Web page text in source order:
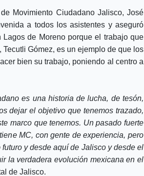
Movimiento Ciudadano Jalisco, José
a todos los asistentes y aseguró
de Moreno porque el trabajo que
Gómez, es un ejemplo de que los
bien su trabajo, poniendo al centro a
es una historia de lucha, de tesón,
dejar el objetivo que tenemos trazado,
marco que tenemos. Un pasado fuerte
MC, con gente de experiencia, pero
y desde aquí de Jalisco y desde el
la verdadera evolución mexicana en el
de Jalisco.